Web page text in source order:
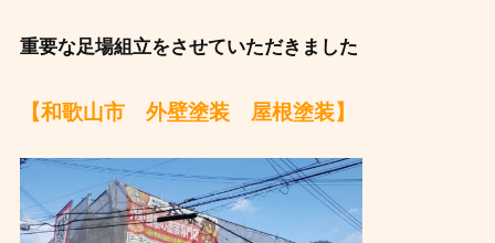
重要な足場組立をさせていただきました
【和歌山市 外壁塗装 屋根塗装】